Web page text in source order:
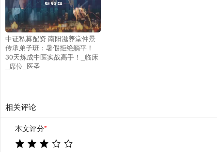
中证私募配资 南阳滋养堂仲景
传承弟子班：暑假拒绝躺平！
30天炼成中医实战高手！_临床
_席位_医圣
相关评论
本文评分*